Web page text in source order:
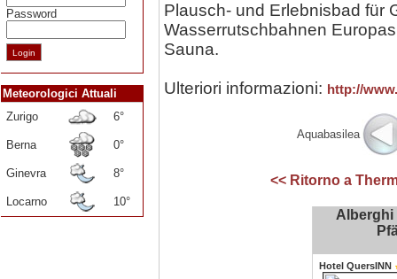
Password
Meteorologici Attuali
Zurigo
6°
Berna 0°
Ginevra 8°
Locarno 10°
Plausch- und Erlebnisbad für
Wasserrutschbahnen
Sauna.
Ulteriori informazioni: http://
Aquabasilea
<< Ritorno a
Alberghi
Hotel QuersINN